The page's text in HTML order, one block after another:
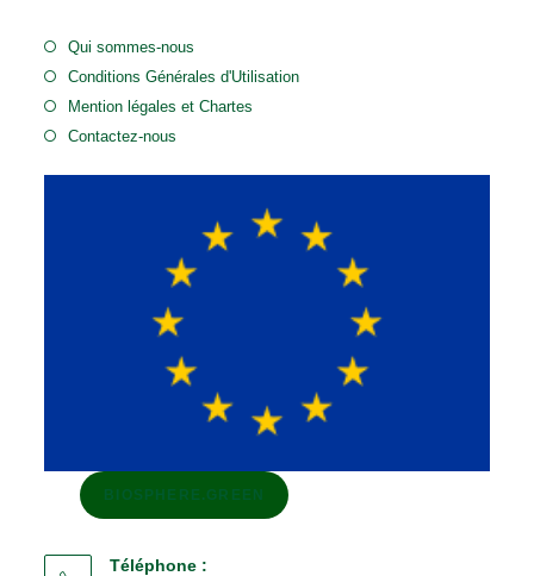
Qui sommes-nous
Conditions Générales d'Utilisation
Mention légales et Chartes
Contactez-nous
BIOSPHERE.GREEN
Téléphone :